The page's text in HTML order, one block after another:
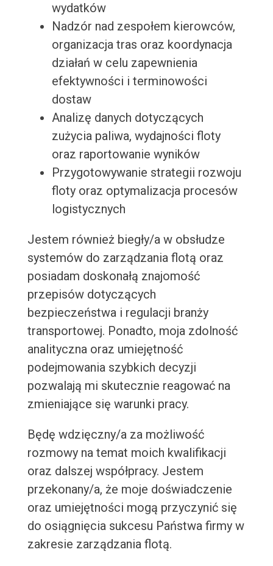
wydatków
Nadzór nad zespołem kierowców,
organizacja tras oraz koordynacja
działań w celu zapewnienia
efektywności i terminowości
dostaw
Analizę danych dotyczących
zużycia paliwa, wydajności floty
oraz raportowanie wyników
Przygotowywanie strategii rozwoju
floty oraz optymalizacja procesów
logistycznych
Jestem również biegły/a w obsłudze
systemów do zarządzania flotą oraz
posiadam doskonałą znajomość
przepisów dotyczących
bezpieczeństwa i regulacji branży
transportowej. Ponadto, moja zdolność
analityczna oraz umiejętność
podejmowania szybkich decyzji
pozwalają mi skutecznie reagować na
zmieniające się warunki pracy.
Będę wdzięczny/a za możliwość
rozmowy na temat moich kwalifikacji
oraz dalszej współpracy. Jestem
przekonany/a, że moje doświadczenie
oraz umiejętności mogą przyczynić się
do osiągnięcia sukcesu Państwa firmy w
zakresie zarządzania flotą.